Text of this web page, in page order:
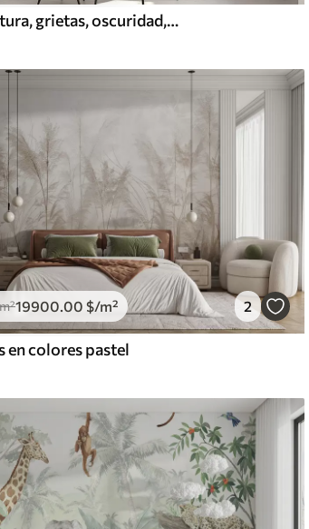
madera, textura, grietas, oscuridad, corteza, superficie
19900.00 $/m² 2
en colores pastel